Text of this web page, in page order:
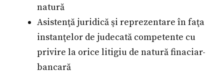
natură
Asistenţă juridică şi reprezentare în faţa
instanţelor de judecată competente cu
privire la orice litigiu de natură finaciar-
bancară